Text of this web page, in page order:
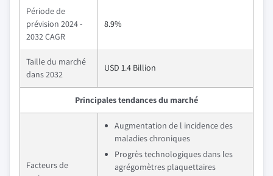
Période de
prévision 2024 -
2032 CAGR
8.9%
Taille du marché
dans 2032
USD 1.4 Billion
Principales tendances du marché
Facteurs de
Augmentation de l incidence des
maladies chroniques
Progrès technologiques dans les
agrégomètres plaquettaires